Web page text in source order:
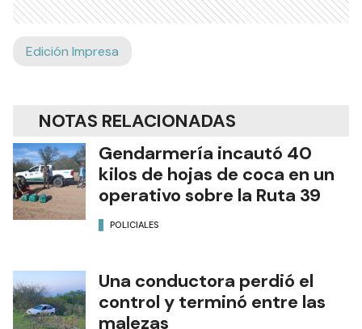
Edición Impresa
NOTAS RELACIONADAS
Gendarmería incautó 40
kilos de hojas de coca en un
operativo sobre la Ruta 39
POLICIALES
Una conductora perdió el
control y terminó entre las
malezas